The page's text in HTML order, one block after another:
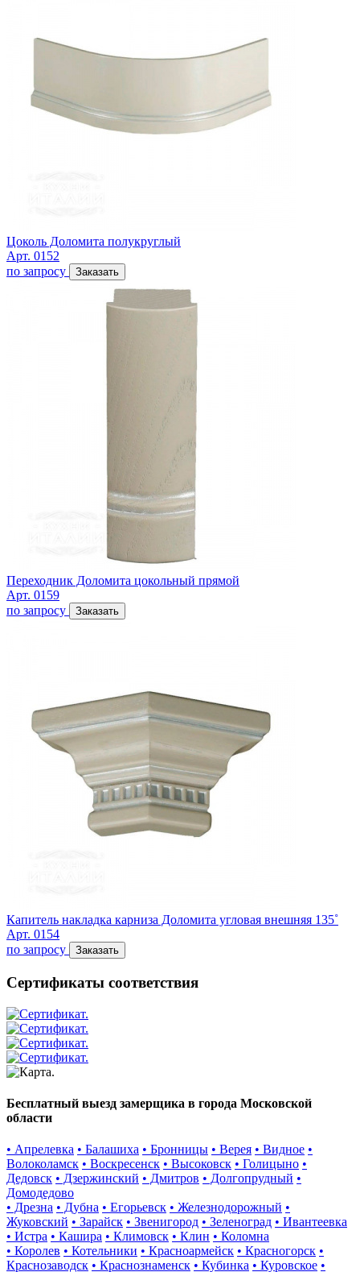
Цоколь Доломита полукруглый
Арт. 0152
по запросу
Заказать
Переходник Доломита цокольный прямой
Арт. 0159
по запросу
Заказать
Капитель накладка карниза Доломита угловая внешняя 135˚
Арт. 0154
по запросу
Заказать
Сертификаты соответствия
Бесплатный выезд замерщика в города Московской
области
• Апрелевка • Балашиха • Бронницы • Верея • Видное •
Волоколамск • Воскресенск • Высоковск • Голицыно •
Дедовск • Дзержинский • Дмитров • Долгопрудный •
Домодедово
• Дрезна • Дубна • Егорьевск • Железнодорожный •
Жуковский • Зарайск • Звенигород • Зеленоград • Ивантеевка
• Истра • Кашира • Климовск • Клин • Коломна
• Королев • Котельники • Красноармейск • Красногорск •
Краснозаводск • Краснознаменск • Кубинка • Куровское •